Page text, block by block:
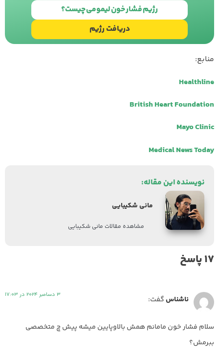
رژیم فشار خون لیمومی چیست؟
دریافت رژیم
منابع:
Healthline
British Heart Foundation
Mayo Clinic
Medical News Today
نویسنده این مقاله:
مانی شکیبایی
مشاهده مقالات مانی شکیبایی
17 پاسخ
ناشناسگفت: 3 دسامبر 2024 در 17:03
سلام فشار خون مامانم همش بالاوپایین میشه پیش چ متخصصی
ببرمش؟